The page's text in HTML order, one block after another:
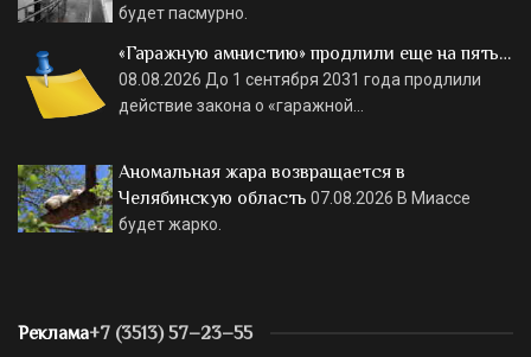
будет пасмурно.
«Гаражную амнистию» продлили еще на пять…
08.08.2026 До 1 сентября 2031 года продлили
действие закона о «гаражной…
Аномальная жара возвращается в
Челябинскую область 07.08.2026 В Миассе
будет жарко.
Реклама+7 (3513) 57–23–55